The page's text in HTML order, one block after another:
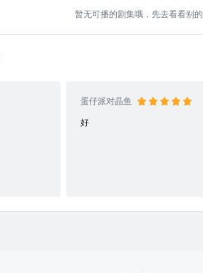
暂无可播的剧集哦，先去看看别
蛋仔派对晶鱼
好